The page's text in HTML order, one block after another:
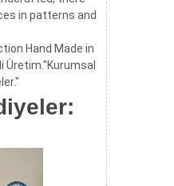
tulip and Hatai
a traditional
are valuable
antiques of the
on the wall,
in patterns and